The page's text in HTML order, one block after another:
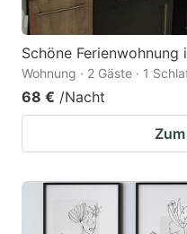
Schöne Ferienwohnung
Wohnung · 2 Gäste · 1
68 € /Nacht